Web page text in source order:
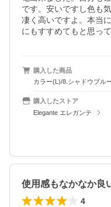
です。安いですし色も
凄く高いですよ。本当
にもすすめてもと思って
購入した商品
カラー(L)/8.シャドウブル
購入したストア
Elegante エレガンテ
使用感もなかなか良
4